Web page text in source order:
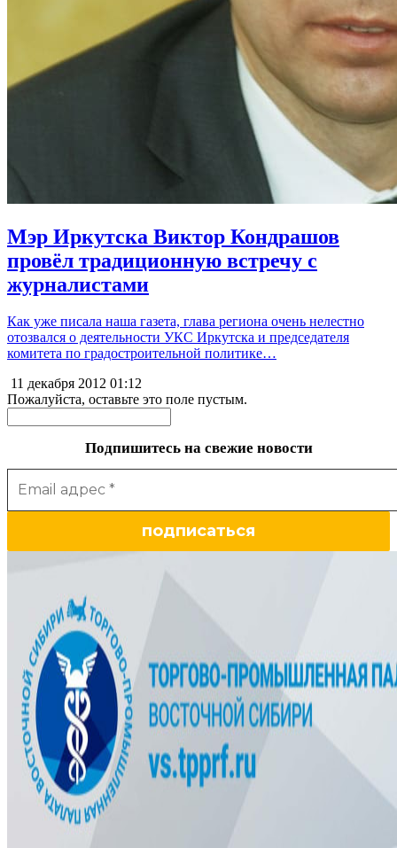
Мэр Иркутска Виктор Кондрашов
провёл традиционную встречу с
журналистами
Как уже писала наша газета, глава региона очень нелестно
отозвался о деятельности УКС Иркутска и председателя
комитета по градостроительной политике…
11 декабря 2012 01:12
Пожалуйста, оставьте это поле пустым.
Подпишитесь на свежие новости